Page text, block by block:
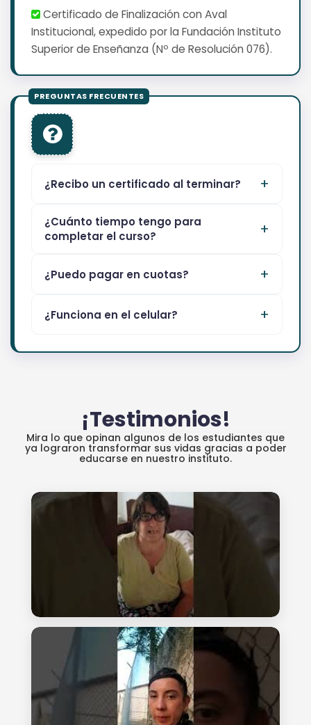
Certificado de Finalización con Aval
Institucional, expedido por la Fundación Instituto
Superior de Enseñanza (Nº de Resolución 076).
¿Recibo un certificado al terminar?
¿Cuánto tiempo tengo para
completar el curso?
¿Puedo pagar en cuotas?
¿Funciona en el celular?
¡Testimonios!
Mira lo que opinan algunos de los estudiantes que
ya lograron transformar sus vidas gracias a poder
educarse en nuestro instituto.